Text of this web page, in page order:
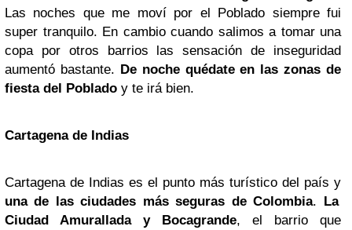
Las noches que me moví por el Poblado siempre fui
super tranquilo. En cambio cuando salimos a tomar una
copa por otros barrios las sensación de inseguridad
aumentó bastante. De noche quédate en las zonas de
fiesta del Poblado y te irá bien.
Cartagena de Indias
Cartagena de Indias es el punto más turístico del país y
una de las ciudades más seguras de Colombia.
La
Ciudad Amurallada y Bocagrande, el barrio que